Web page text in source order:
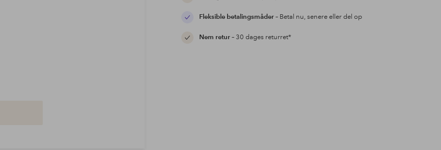
Fleksible betalingsmåder– Betal nu, senere eller del op
Nem retur– 30 dages returret*